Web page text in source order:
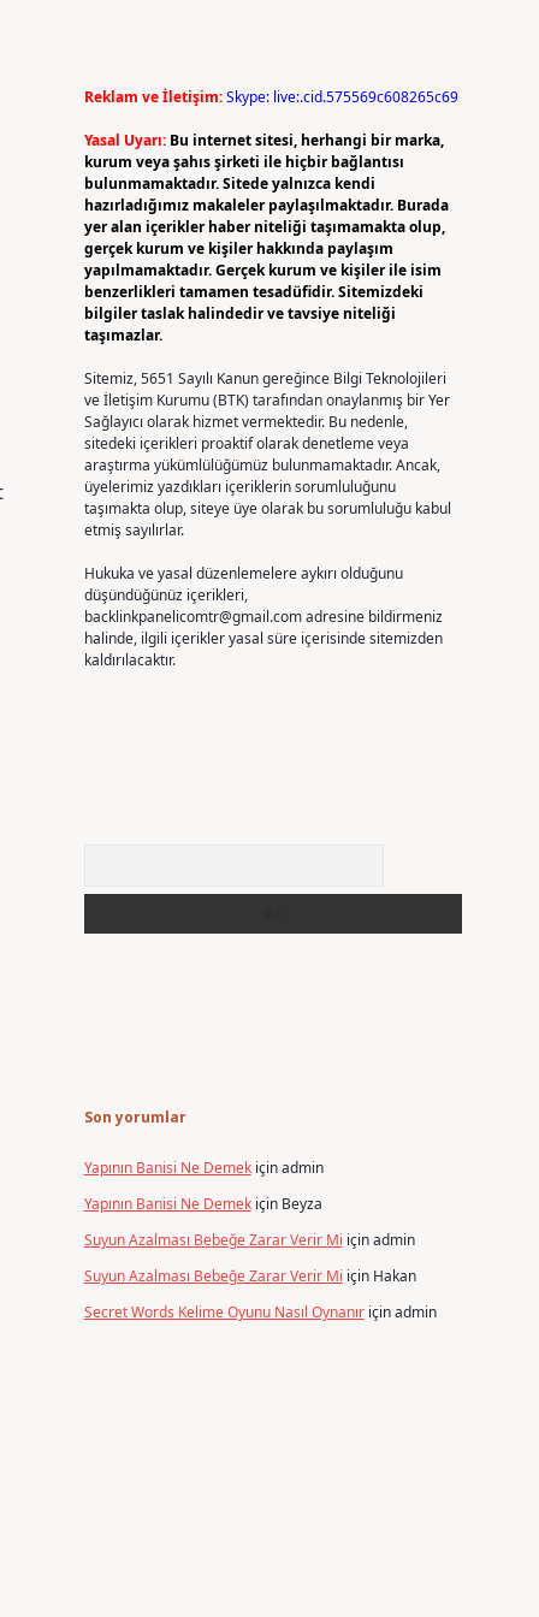
Reklam ve İletişim:Skype: live:.cid.575569c608265c69
Yasal Uyarı: Bu internet sitesi, herhangi bir marka,
kurum veya şahıs şirketi ile hiçbir bağlantısı
bulunmamaktadır. Sitede yalnızca kendi
hazırladığımız makaleler paylaşılmaktadır. Burada
yer alan içerikler haber niteliği taşımamakta olup,
gerçek kurum ve kişiler hakkında paylaşım
yapılmamaktadır. Gerçek kurum ve kişiler ile isim
benzerlikleri tamamen tesadüfidir. Sitemizdeki
bilgiler taslak halindedir ve tavsiye niteliği
taşımazlar.
Sitemiz, 5651 Sayılı Kanun gereğince Bilgi Teknolojileri
ve İletişim Kurumu (BTK) tarafından onaylanmış bir Yer
Sağlayıcı olarak hizmet vermektedir. Bu nedenle,
sitedeki içerikleri proaktif olarak denetleme veya
araştırma yükümlülüğümüz bulunmamaktadır. Ancak,
üyelerimiz yazdıkları içeriklerin sorumluluğunu
taşımakta olup, siteye üye olarak bu sorumluluğu kabul
etmiş sayılırlar.
Hukuka ve yasal düzenlemelere aykırı olduğunu
düşündüğünüz içerikleri,
backlinkpanelicomtr@gmail.comadresine bildirmeniz
halinde, ilgili içerikler yasal süre içerisinde sitemizden
kaldırılacaktır.
Son yorumlar
Yapının Banisi Ne Demekiçinadmin
Yapının Banisi Ne Demekiçin Beyza
Suyun Azalması Bebeğe Zarar Verir Mi içinadmin
Suyun Azalması Bebeğe Zarar Verir Mi için Hakan
Secret Words Kelime Oyunu Nasıl Oynanıriçinadmin